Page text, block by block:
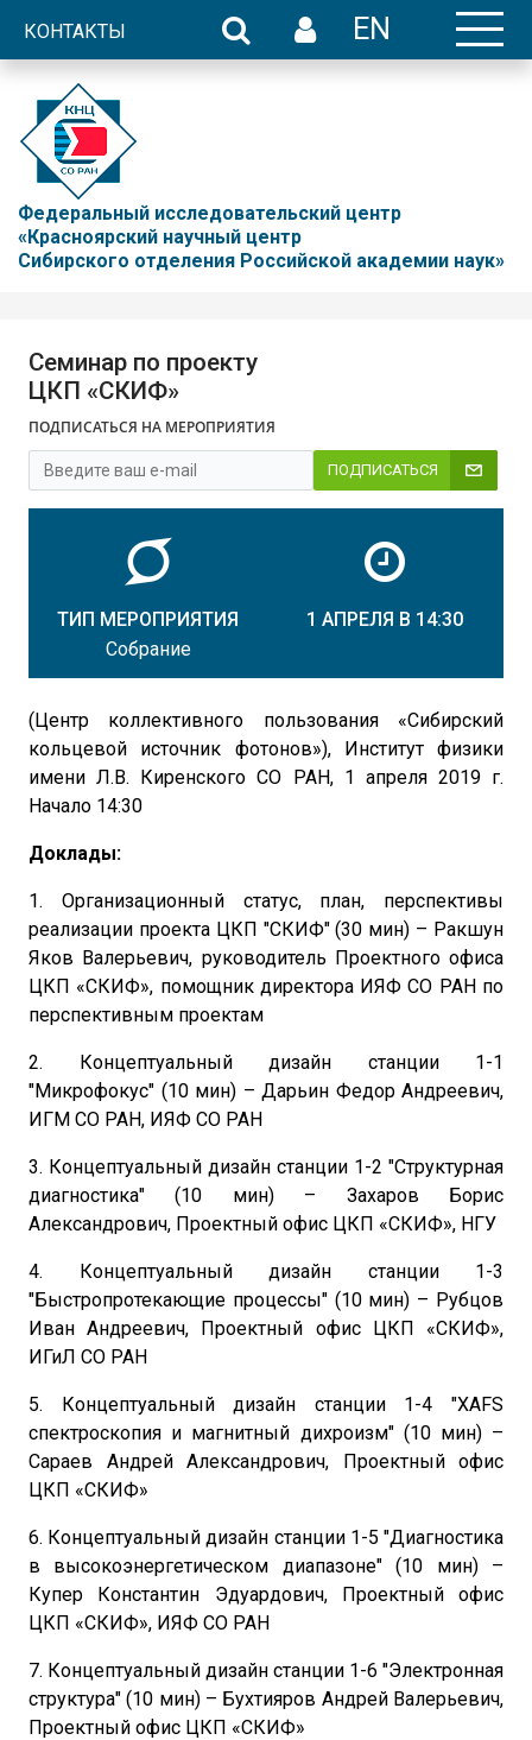
КОНТАКТЫ EN
Федеральный исследовательский центр
«Красноярский научный центр
Сибирского отделения Российской академии наук»
Семинар по проекту
ЦКП «СКИФ»
ПОДПИСАТЬСЯ НА МЕРОПРИЯТИЯ
ПОДПИСАТЬСЯ
ТИП МЕРОПРИЯТИЯ
Собрание
1 АПРЕЛЯ В 14:30
(Центр коллективного пользования «Сибирский
кольцевой источник фотонов»), Институт физики
имени Л.В. Киренского СО РАН, 1 апреля 2019 г.
Начало 14:30
Доклады:
1. Организационный статус, план, перспективы
реализации проекта ЦКП "СКИФ" (30 мин) – Ракшун
Яков Валерьевич, руководитель Проектного офиса
ЦКП «СКИФ», помощник директора ИЯФ СО РАН по
перспективным проектам
2. Концептуальный дизайн станции 1-1
"Микрофокус" (10 мин) – Дарьин Федор Андреевич,
ИГМ СО РАН, ИЯФ СО РАН
3. Концептуальный дизайн станции 1-2 "Структурная
диагностика" (10 мин) – Захаров Борис
Александрович, Проектный офис ЦКП «СКИФ», НГУ
4. Концептуальный дизайн станции 1-3
"Быстропротекающие процессы" (10 мин) – Рубцов
Иван Андреевич, Проектный офис ЦКП «СКИФ»,
ИГиЛ СО РАН
5. Концептуальный дизайн станции 1-4 "XAFS
спектроскопия и магнитный дихроизм" (10 мин) –
Сараев Андрей Александрович, Проектный офис
ЦКП «СКИФ»
6. Концептуальный дизайн станции 1-5 "Диагностика
в высокоэнергетическом диапазоне" (10 мин) –
Купер Константин Эдуардович, Проектный офис
ЦКП «СКИФ», ИЯФ СО РАН
7. Концептуальный дизайн станции 1-6 "Электронная
структура" (10 мин) – Бухтияров Андрей Валерьевич,
Проектный офис ЦКП «СКИФ»